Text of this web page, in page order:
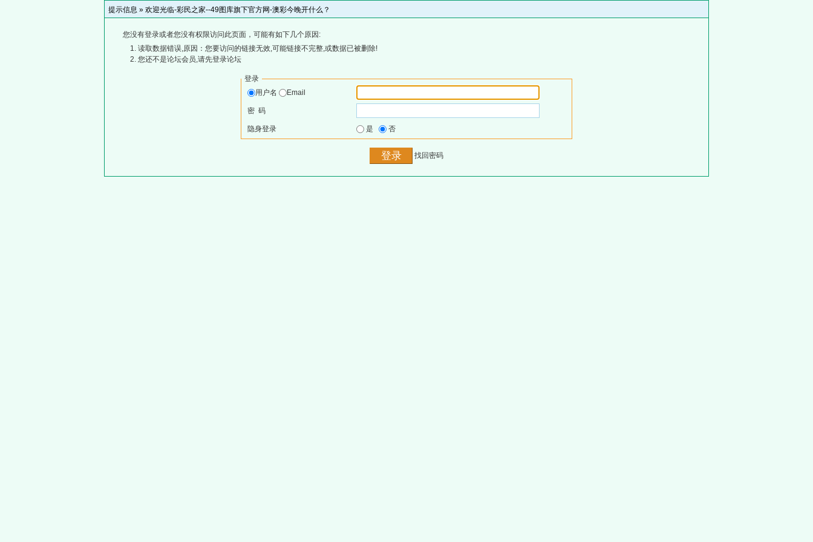
提示信息 » 欢迎光临-彩民之家--49图库旗下官方网-澳彩今晚开什么？
您没有登录或者您没有权限访问此页面，可能有如下几个原因:
读取数据错误,原因：您要访问的链接无效,可能链接不完整,或数据已被删除!
您还不是论坛会员,请先登录论坛
登录
用户名
Email
密 码
隐身登录 是 否
找回密码